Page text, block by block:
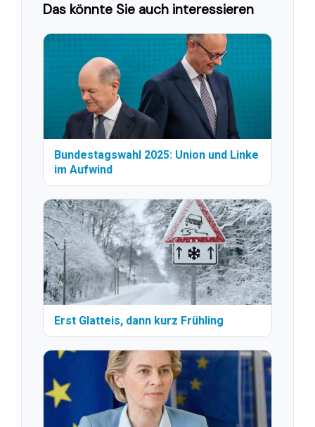
Das könnte Sie auch interessieren
Bundestagswahl 2025: Union und Linke
im Aufwind
Erst Glatteis, dann kurz Frühling